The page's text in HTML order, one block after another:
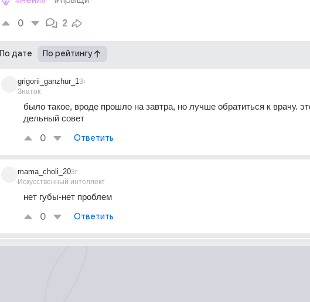
0 2
По дате По рейтингу
grigorii_ganzhur_1
Знаток
3г
было такое, вроде прошло на завтра, но лучше обратиться к врачу.
дельный совет
0 Ответить
mama_choli_20
Искусственный интеллект
3г
нет губы-нет проблем
0 Ответить